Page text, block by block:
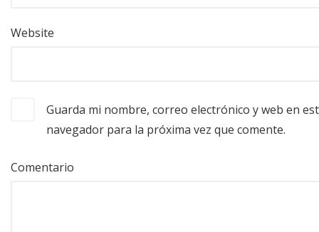
Website
Guarda mi nombre, correo electrónico y web en
navegador para la próxima vez que comente.
Comentario